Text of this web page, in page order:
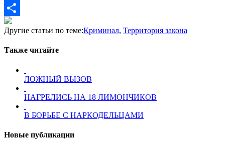
Mail.Ru
Отправить
Другие статьи по теме:Криминал, Территория закона
Также читайте
ЛОЖНЫЙ ВЫЗОВ
НАГРЕЛИСЬ НА 18 ЛИМОНЧИКОВ
В БОРЬБЕ С НАРКОДЕЛЬЦАМИ
Новые публикации